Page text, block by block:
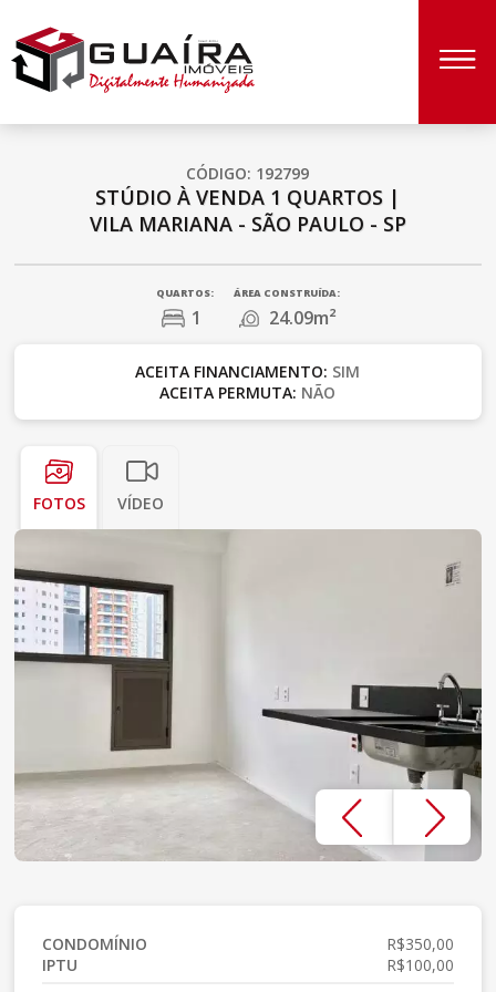
CÓDIGO: 192799
STÚDIO À VENDA 1 QUARTOS |
VILA MARIANA - SÃO PAULO - SP
QUARTOS:
1
ÁREA CONSTRUÍDA:
24.09m²
ACEITA FINANCIAMENTO: SIM
ACEITA PERMUTA: NÃO
FOTOS VÍDEO
CONDOMÍNIO
R$350,00
IPTU
R$100,00